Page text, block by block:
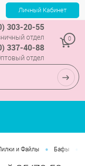
303-20-55
отдел
337-40-88
отдел
0
и Файлы • Бафы